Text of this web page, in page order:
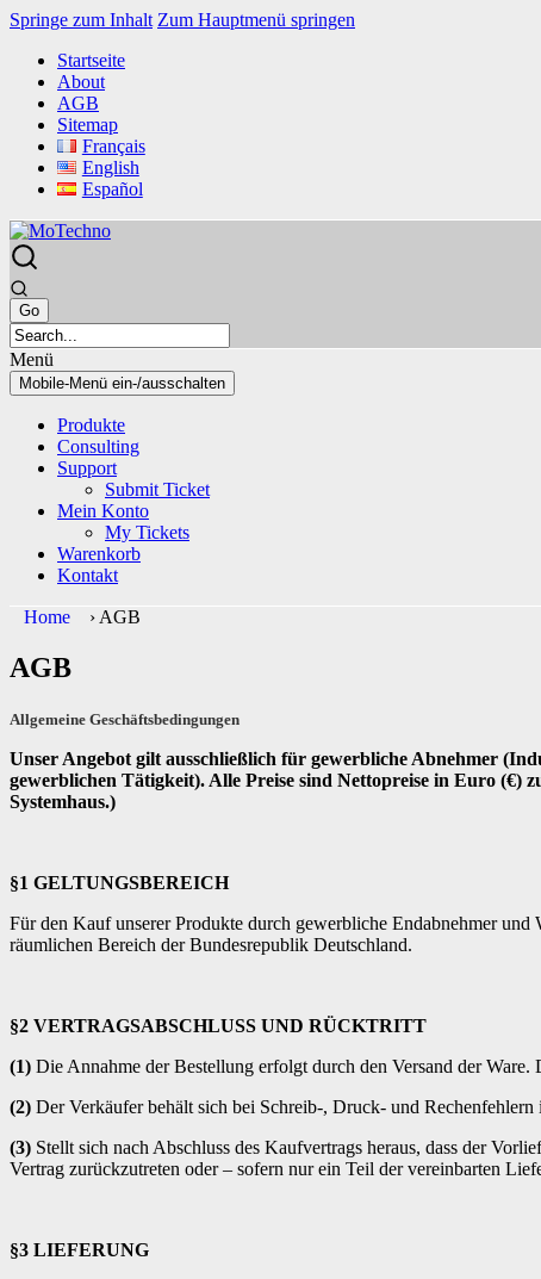
Springe zum Inhalt Zum Hauptmenü springen
Startseite
About
AGB
Sitemap
Français
English
Español
Menü
Mobile-Menü ein-/ausschalten
Produkte
Consulting
Support
Submit Ticket
Mein Konto
My Tickets
Warenkorb
Kontakt
Home › AGB
AGB
Allgemeine Geschäftsbedingungen
Unser Angebot gilt ausschließlich für gewerbliche Abnehmer
gewerblichen Tätigkeit). Alle Preise sind Nettopreise in Euro
Systemhaus.)
§1 GELTUNGSBEREICH
Für den Kauf unserer Produkte durch gewerbliche Endabnehmer
räumlichen Bereich der Bundesrepublik Deutschland.
§2 VERTRAGSABSCHLUSS UND RÜCKTRITT
(1) Die Annahme der Bestellung erfolgt durch den Versand der
(2) Der Verkäufer behält sich bei Schreib-, Druck- und
(3) Stellt sich nach Abschluss des Kaufvertrags heraus, dass der
Vertrag zurückzutreten oder – sofern nur ein Teil der vereinbarten
§3 LIEFERUNG